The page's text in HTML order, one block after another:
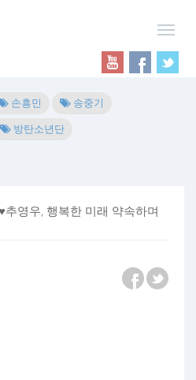
손흥민
송중기
방탄소년단
추영우, 행복한 미래 약속하며